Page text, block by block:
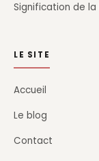
Signification de
LE SITE
Accueil
Le blog
Contact